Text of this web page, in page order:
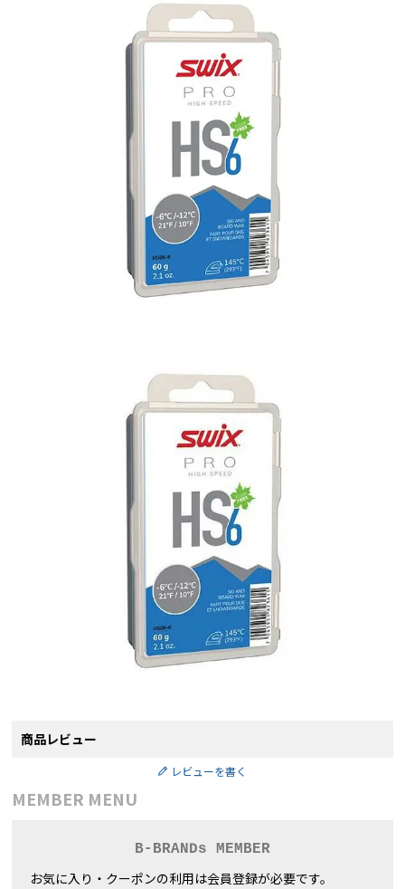
商品レビュー
レビューを書く
MEMBER MENU
B-BRANDs MEMBER
お気に入り・クーポンの利用は会員登録が必要です。